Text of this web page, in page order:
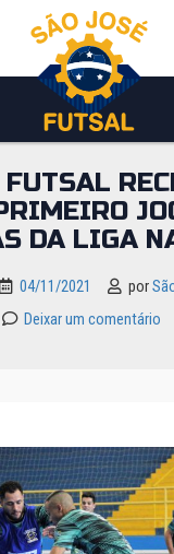
DA LIGA
04/11/2021 por
Deixar um comentário